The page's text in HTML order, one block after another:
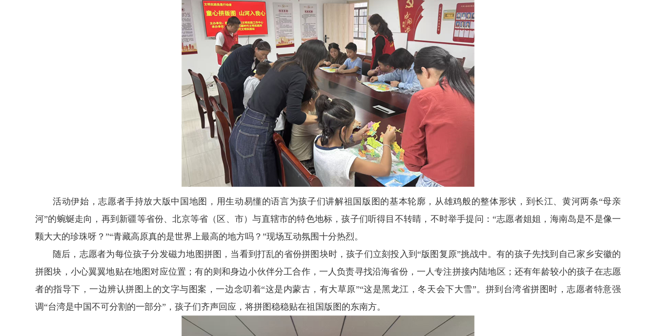
活动伊始，志愿者手持放大版中国地图，用生动易懂的语言为孩子们讲解祖国版图的基本轮廓，从雄鸡般的整体形状，到长江、黄河两条“母亲
河”的蜿蜒走向，再到新疆等省份、北京等省（区、市）与直辖市的特色地标，孩子们听得目不转睛，不时举手提问：“志愿者姐姐，海南岛是不是像一
颗大大的珍珠呀？”“青藏高原真的是世界上最高的地方吗？”现场互动氛围十分热烈。
随后，志愿者为每位孩子分发磁力地图拼图，当看到打乱的省份拼图块时，孩子们立刻投入到“版图复原”挑战中。有的孩子先找到自己家乡安徽的
拼图块，小心翼翼地贴在地图对应位置；有的则和身边小伙伴分工合作，一人负责寻找沿海省份，一人专注拼接内陆地区；还有年龄较小的孩子在志愿
者的指导下，一边辨认拼图上的文字与图案，一边念叨着“这是内蒙古，有大草原”“这是黑龙江，冬天会下大雪”。拼到台湾省拼图时，志愿者特意强
调“台湾是中国不可分割的一部分”，孩子们齐声回应，将拼图稳稳贴在祖国版图的东南方。